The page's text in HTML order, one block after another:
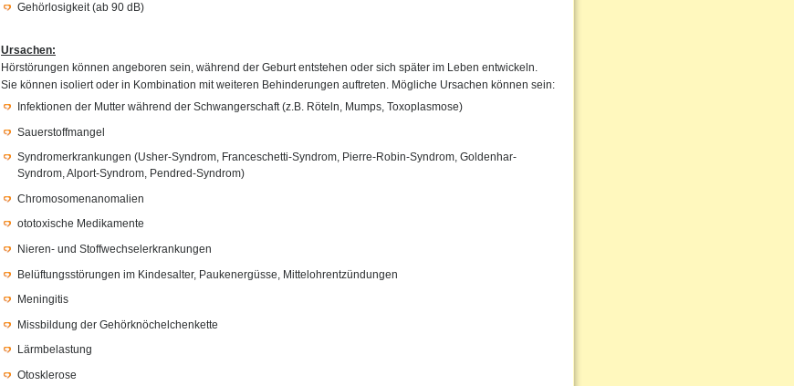
Gehörlosigkeit (ab 90 dB)
Ursachen:
Hörstörungen können angeboren sein, während der Geburt entstehen oder sich später im Leben entwickeln.
Sie können isoliert oder in Kombination mit weiteren Behinderungen auftreten. Mögliche Ursachen können sein:
Infektionen der Mutter während der Schwangerschaft (z.B. Röteln, Mumps, Toxoplasmose)
Sauerstoffmangel
Syndromerkrankungen (Usher-Syndrom, Franceschetti-Syndrom, Pierre-Robin-Syndrom, Goldenhar-
Syndrom, Alport-Syndrom, Pendred-Syndrom)
Chromosomenanomalien
ototoxische Medikamente
Nieren- und Stoffwechselerkrankungen
Belüftungsstörungen im Kindesalter, Paukenergüsse, Mittelohrentzündungen
Meningitis
Missbildung der Gehörknöchelchenkette
Lärmbelastung
Otosklerose